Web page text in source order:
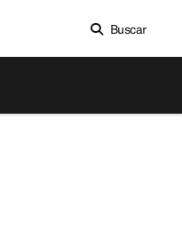
Buscar